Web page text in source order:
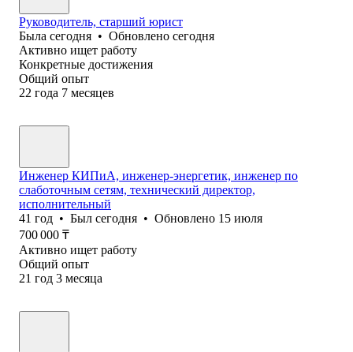
Руководитель, старший юрист
Была сегодня • Обновлено сегодня
Активно ищет работу
Конкретные достижения
Общий опыт
22 года 7 месяцев
Инженер КИПиА, инженер-энергетик, инженер по
слаботочным сетям, технический директор,
исполнительный
41 год • Был сегодня • Обновлено 15 июля
700 000 ₸
Активно ищет работу
Общий опыт
21 год 3 месяца